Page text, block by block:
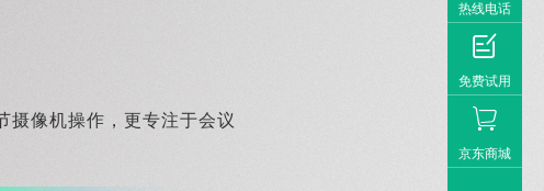
摄像机操作，更专注于会议
热线电话

免费试用
京东商城